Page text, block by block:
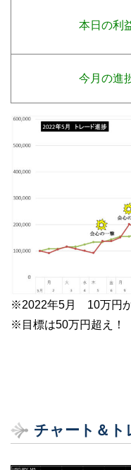
本日の利
今月の進
※2022年5月 10万円か
※目標は50万円超え！
チャート＆ト